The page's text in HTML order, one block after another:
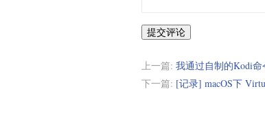
提交评论
上一篇: 我通过自制的Kodi命
下一篇: [记录] macOS下